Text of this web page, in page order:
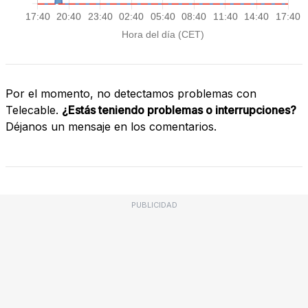
Por el momento, no detectamos problemas con
Telecable. ¿Estás teniendo problemas o interrupciones?
Déjanos un mensaje en los comentarios.
PUBLICIDAD